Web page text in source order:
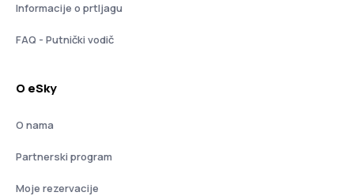
Informacije o prtljagu
FAQ - Putnički vodič
O eSky
O nama
Partnerski program
Moje rezervacije